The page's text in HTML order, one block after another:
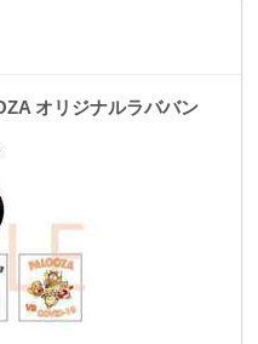
オリジナルラババン